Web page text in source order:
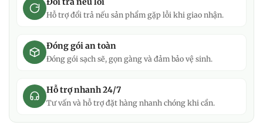
Hỗ trợ đổi trả nếu sản phẩm gặp lỗi khi giao nhận.
Đóng gói an toàn
Đóng gói sạch sẽ, gọn gàng và đảm bảo vệ sinh.
Hỗ trợ nhanh 24/7
Tư vấn và hỗ trợ đặt hàng nhanh chóng khi cần.